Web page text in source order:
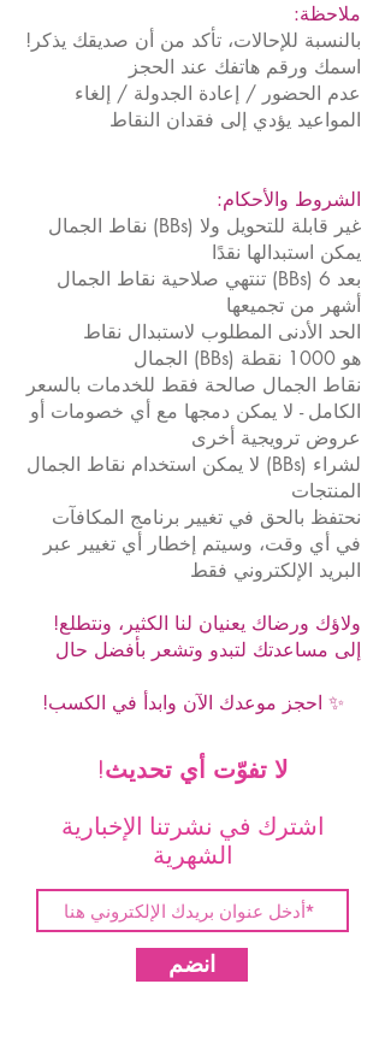
:ملاحظة
!بالنسبة للإحالات، تأكد من أن صديقك يذكر
اسمك ورقم هاتفك عند الحجز
عدم الحضور / إعادة الجدولة / إلغاء
المواعيد يؤدي إلى فقدان النقاط
:الشروط والأحكام
نقاط الجمال (BBs) غير قابلة للتحويل ولا
يمكن استبدالها نقدًا
تنتهي صلاحية نقاط الجمال (BBs) بعد 6
أشهر من تجميعها
الحد الأدنى المطلوب لاستبدال نقاط
الجمال (BBs) هو 1000 نقطة
نقاط الجمال صالحة فقط للخدمات بالسعر
الكامل - لا يمكن دمجها مع أي خصومات أو
عروض ترويجية أخرى
لا يمكن استخدام نقاط الجمال (BBs) لشراء
المنتجات
نحتفظ بالحق في تغيير برنامج المكافآت
في أي وقت، وسيتم إخطار أي تغيير عبر
البريد الإلكتروني فقط
!ولاؤك ورضاك يعنيان لنا الكثير، ونتطلع
إلى مساعدتك لتبدو وتشعر بأفضل حال
!احجز موعدك الآن وابدأ في الكسب ✨
!لا تفوّت أي تحديث
اشترك في نشرتنا الإخبارية
الشهرية
انضم